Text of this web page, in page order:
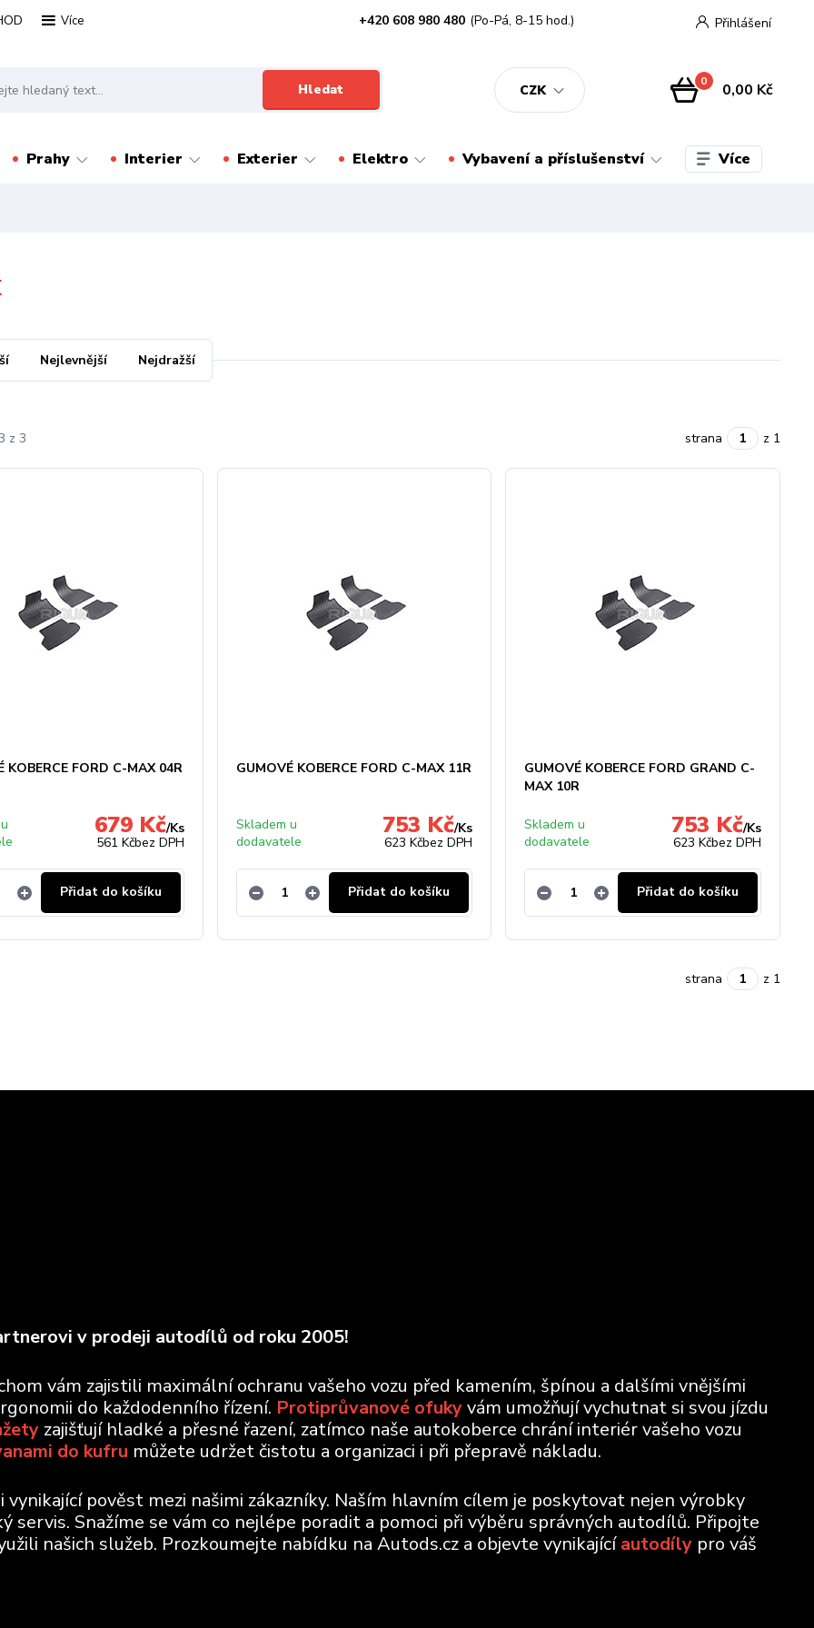
Více
CZK
Přihlášení
Hledat
+420 608 980 480 (Po-Pá, 8-15 hod.)
0 0,00 Kč
Prahy Interier Exterier Elektro Vybavení a příslušenství Více
Nejlevnější Nejdražší
z 3 strana z 1
KOBERCE FORD C-MAX 04R
679 Kč/Ks
561 Kčbez DPH
Přidat do košíku
GUMOVÉ KOBERCE FORD C-MAX 11R
753 Kč/Ks
623 Kčbez DPH
Skladem u
dodavatele
Přidat do košíku
GUMOVÉ KOBERCE FORD GRAND C-
MAX 10R
753 Kč/Ks
623 Kčbez DPH
Skladem u
dodavatele
Přidat do košíku
strana z 1
v prodeji autodílů od roku 2005!
vám zajistili maximální ochranu vašeho vozu před kamením, špínou a dalšími vnějšími
do každodenního řízení. Protiprůvanové ofukyvám umožňují vychutnat si svou jízdu
zajišťují hladké a přesné řazení, zatímco naše autokoberce chrání interiér vašeho vozu
do kufru můžete udržet čistotu a organizaci i při přepravě nákladu.
pověst mezi našimi zákazníky. Naším hlavním cílem je poskytovat nejen výrobky
servis. Snažíme se vám co nejlépe poradit a pomoci při výběru správných autodílů. Připojte
našich služeb. Prozkoumejte nabídku na Autods.cz a objevte vynikajícíautodíly pro váš